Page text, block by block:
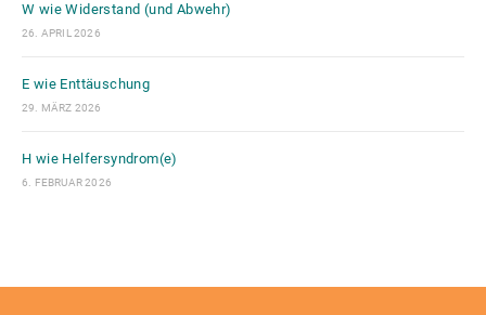
W wie Widerstand (und Abwehr)
26. APRIL 2026
E wie Enttäuschung
29. MÄRZ 2026
H wie Helfersyndrom(e)
6. FEBRUAR 2026